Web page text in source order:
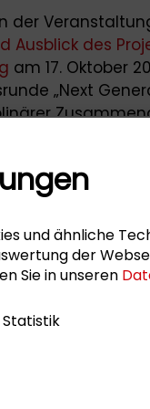
der
Ausblick des
am 17. Oktober
„Next
Darmstädter
in
mitProf. Dr.
guter
und ähnliche
der
Sie in unseren
Statistik